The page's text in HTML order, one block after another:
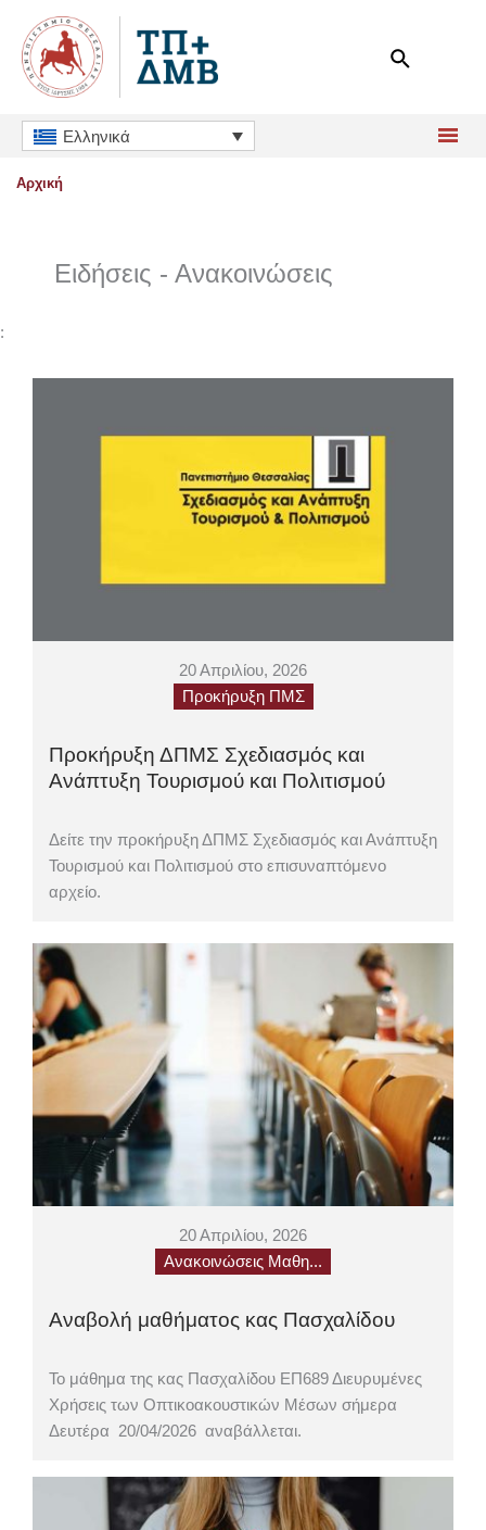
περιεχόμενο
Ελληνικά
Αρχική
Ειδήσεις - Ανακοινώσεις
:
20 Απριλίου, 2026
Προκήρυξη ΠΜΣ
Προκήρυξη ΔΠΜΣ Σχεδιασμός και
Ανάπτυξη Τουρισμού και Πολιτισμού
Δείτε την προκήρυξη ΔΠΜΣ Σχεδιασμός και Ανάπτυξη
Τουρισμού και Πολιτισμού στο επισυναπτόμενο
αρχείο.
20 Απριλίου, 2026
Ανακοινώσεις Μαθη...
Αναβολή μαθήματος κας Πασχαλίδου
Το μάθημα της κας Πασχαλίδου ΕΠ689 Διευρυμένες
Χρήσεις των Οπτικοακουστικών Μέσων σήμερα
Δευτέρα 20/04/2026 αναβάλλεται.